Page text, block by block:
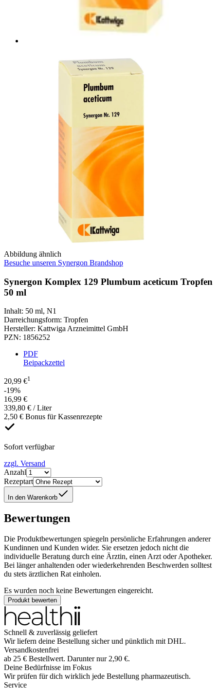
Abbildung ähnlich
Besuche unseren Synergon Brandshop
Synergon Komplex 129 Plumbum aceticum Tropfen
50 ml
Inhalt: 50 ml, N1
Darreichungsform: Tropfen
Hersteller: Kattwiga Arzneimittel GmbH
PZN: 1856252
PDF
Beipackzettel
20,99 €1
-19%
16,99 €
339,80 € / Liter
2,50 € Bonus für Kassenrezepte
Sofort verfügbar
zzgl. Versand
Anzahl
Rezeptart
In den Warenkorb
Bewertungen
Die Produktbewertungen spiegeln persönliche Erfahrungen anderer
Kundinnen und Kunden wider. Sie ersetzen jedoch nicht die
individuelle Beratung durch eine Ärztin, einen Arzt oder Apotheker.
Bei länger anhaltenden oder wiederkehrenden Beschwerden solltest
du stets ärztlichen Rat einholen.
Es wurden noch keine Bewertungen eingereicht.
Produkt bewerten
Schnell & zuverlässig geliefert
Wir liefern deine Bestellung sicher und pünktlich mit DHL.
Versandkostenfrei
ab 25 € Bestellwert. Darunter nur 2,90 €.
Deine Bedürfnisse im Fokus
Wir prüfen für dich wirklich jede Bestellung pharmazeutisch.
Service